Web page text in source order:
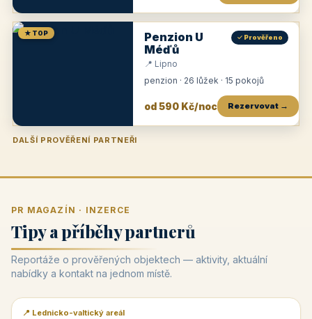
★ TOP
Penzion U
Méďů
✓ Prověřeno
📍 Lipno
penzion · 26 lůžek · 15 pokojů
od 590 Kč/noc Rezervovat →
DALŠÍ PROVĚŘENÍ PARTNEŘI
Penzion U Zámku Pension Faber
PR MAGAZÍN · INZERCE
Tipy a příběhy partnerů
Reportáže o prověřených objektech — aktivity, aktuální
nabídky a kontakt na jednom místě.
📰 PR článek
📍 Lednicko-valtický areál